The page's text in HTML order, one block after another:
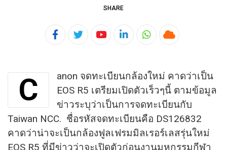
SHARE
YoutubeLinkedInWhatsapp
Cloud
C
anon จดทะเบียนกล้องใหม่ คาดว่าเป็น
EOS R5 เตรียมเปิดตัวเร็วๆนี้ ตามข้อมูล
ข่าวระบุว่าเป็นการจดทะเบียนกับ
Taiwan NCC. ชื่อรหัสจดทะเบียนคือ DS126832
คาดว่าน่าจะเป็นกล้องฟูลเฟรมมิลเรอร์เลสรุ่นใหม่
EOS R5 ที่มีข่าวว่าจะเปิดตัวก่อนงานมหกรรมกีฬา